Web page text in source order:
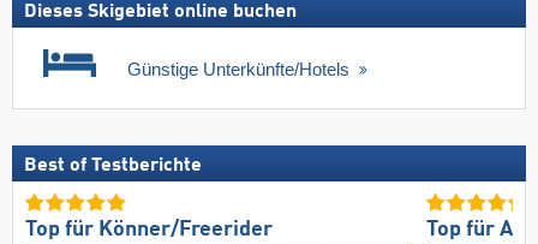
Dieses Skigebiet online buchen
Günstige Unterkünfte/Hotels
Best of Testberichte
Top für Könner/Freerider Top für